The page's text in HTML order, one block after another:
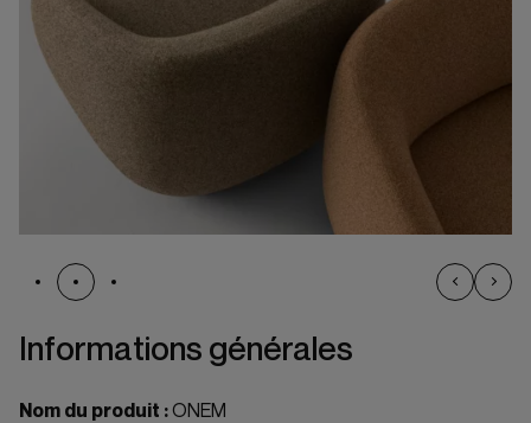
Informations générales
Nom du produit : ONEM